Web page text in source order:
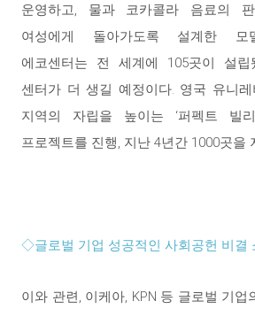
운영하고, 물과 코카콜라 음료의
여성에게 돌아가도록 설계한 모
에코센터는 전 세계에 105곳이 설립
센터가 더 생길 예정이다. 영국 유니
지역의 자립을 높이는 ‘퍼펙트 빌리
프로젝트를 진행, 지난 4년간 1000곳을
◇글로벌 기업 성공적인 사회공헌 비결
이와 관련, 이케아, KPN 등 글로벌 기업